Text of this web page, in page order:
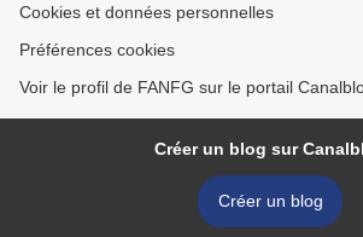
Cookies et données personnelles
Préférences cookies
Voir le profil de FANFG sur le portail
Créer un blog sur
Créer un blog